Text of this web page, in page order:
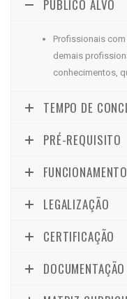
PÚBLICO ALVO
Profissionais
demais
conhecimentos,
TEMPO DE
PRÉ-REQUISITO
FUNCIONAMENTO
LEGALIZAÇÃO
CERTIFICAÇÃO
DOCUMENTAÇÃO